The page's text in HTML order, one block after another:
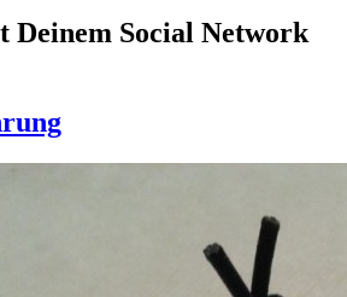
Deinem Social Network